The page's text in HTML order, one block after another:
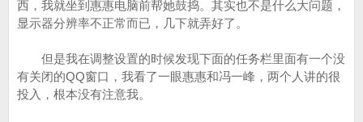
西，我就坐到惠惠电脑前帮她鼓捣。其实也不是什么大问题，
显示器分辨率不正常而已，几下就弄好了。
但是我在调整设置的时候发现下面的任务栏里面有一个没
有关闭的QQ窗口，我看了一眼惠惠和冯一峰，两个人讲的很
投入，根本没有注意我。